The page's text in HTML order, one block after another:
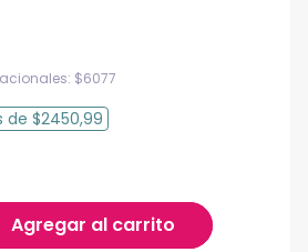
$6077
de $2450,99